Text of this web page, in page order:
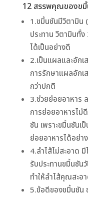
12 สรรพคุณของขมิ้
1.ขมิ้นชันมีวิตามิน
ประทาน วิตามินทั้ง
ได้เป็นอย่างดี
2.เป็นแผลและอักเ
การรักษาแผลอักเ
กว่าปกติ
3.ช่วยย่อยอาหาร
การย่อยอาหารไ
ชัน เพราะขมิ้นชันเ
ย่อยอาหารได้อย่า
4.ลำไส้ไม่สะอาด
รับประทานขมิ้นชัน
ทำให้ลำไส้คุณสะอ
5.ข้อดีของขมิ้นชัน